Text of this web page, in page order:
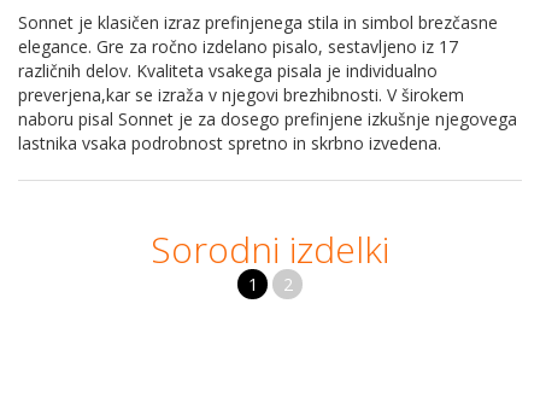
Sonnet je klasičen izraz prefinjenega stila in simbol brezčasne
elegance. Gre za ročno izdelano pisalo, sestavljeno iz 17
različnih delov. Kvaliteta vsakega pisala je individualno
preverjena,kar se izraža v njegovi brezhibnosti. V širokem
naboru pisal Sonnet je za dosego prefinjene izkušnje njegovega
lastnika vsaka podrobnost spretno in skrbno izvedena.
Sorodni izdelki
1 2